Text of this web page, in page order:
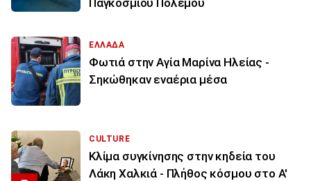
ΕΛΛΑΔΑ
Φωτιά στην Aγία Μαρίνα Ηλείας -
Σηκώθηκαν εναέρια μέσα
CULTURE
Κλίμα συγκίνησης στην κηδεία του
Λάκη Χαλκιά - Πλήθος κόσμου στο Α'